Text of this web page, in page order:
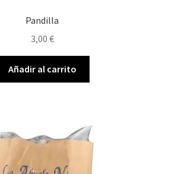
Pandilla
3,00 €
Añadir al carrito